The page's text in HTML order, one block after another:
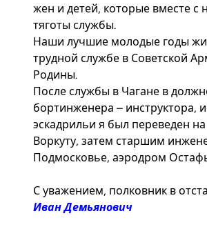
жен и детей, которые вместе с
тяготы службы.
Наши лучшие молодые годы
трудной службе в Советской
Родины.
После службы в Чагане в
бортинженера – инструктора,
эскадрильи я был переведен на
Воркуту, затем старшим
Подмосковье, аэродром
С уважением, полковник в
Иван Демьянович